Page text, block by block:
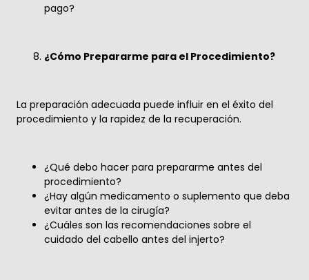
pago?
¿Cómo Prepararme para el Procedimiento?
La preparación adecuada puede influir en el éxito del
procedimiento y la rapidez de la recuperación.
¿Qué debo hacer para prepararme antes del
procedimiento?
¿Hay algún medicamento o suplemento que deba
evitar antes de la cirugía?
¿Cuáles son las recomendaciones sobre el
cuidado del cabello antes del injerto?